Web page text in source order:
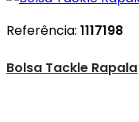
Referência: 1117198
Bolsa Tackle Rapala